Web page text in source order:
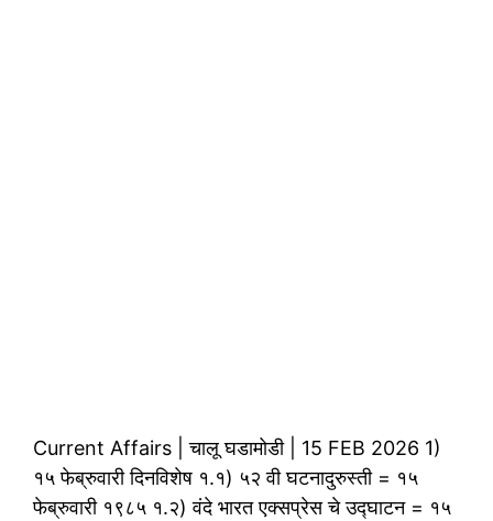
Current Affairs | चालू घडामोडी | 15 FEB 2026 1)
१५ फेब्रुवारी दिनविशेष १.१) ५२ वी घटनादुरुस्ती = १५
फेब्रुवारी १९८५ १.२) वंदे भारत एक्सप्रेस चे उद्घाटन = १५